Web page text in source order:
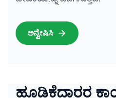
ಅನ್ವೇಷಿಸಿ
ಹೂಡಿಕೆದಾರರ